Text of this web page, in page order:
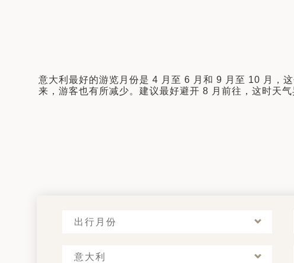
意大利最好的游览月份是 4 月至 6 月和 9 月至 10 月，
来，游客也有所减少。建议最好避开 8 月前往，这时天
出行月份
意大利